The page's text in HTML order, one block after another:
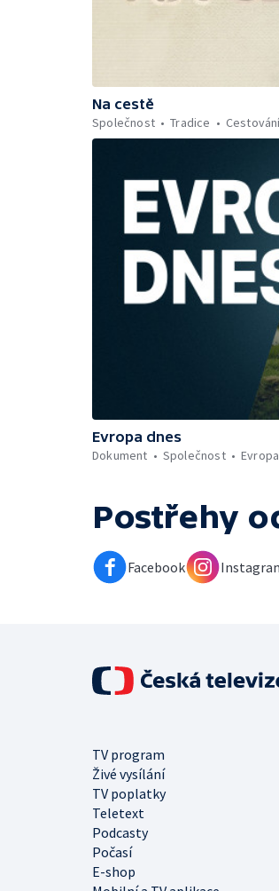
Na cestě
Společnost
Tradice
Evropa dnes
Dokument
Společnost Evropa
Postřehy
Facebook
TV program
Živé vysílání
TV poplatky
Teletext
Podcasty
Počasí
E-shop